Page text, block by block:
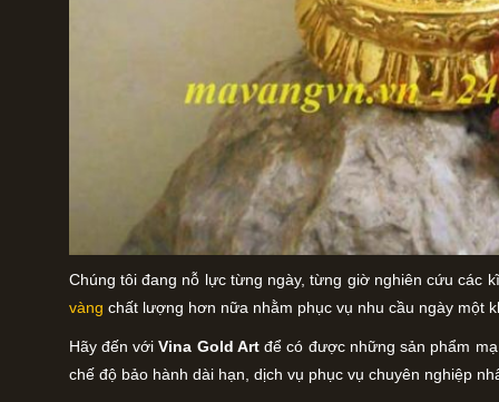
Chúng tôi đang nỗ lực từng ngày, từng giờ nghiên cứu các
vàng chất lượng hơn nữa nhằm phục vụ nhu cầu ngày một
Hãy đến vớiVina Gold Artđể có được những sản phẩm
chế độ bảo hành dài hạn, dịch vụ phục vụ chuyên nghiệp